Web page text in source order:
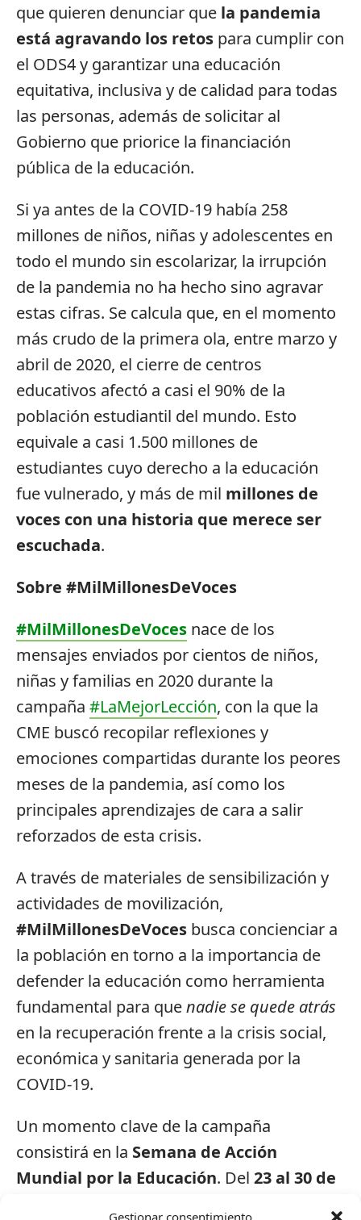
Gestionar consentimiento
que quieren denunciar que la pandemia
está agravando los retos para cumplir con
el ODS4 y garantizar una educación
equitativa, inclusiva y de calidad para todas
las personas, además de solicitar al
Gobierno que priorice la financiación
pública de la educación.
Si ya antes de la COVID-19 había 258
millones de niños, niñas y adolescentes en
todo el mundo sin escolarizar, la irrupción
de la pandemia no ha hecho sino agravar
estas cifras. Se calcula que, en el momento
más crudo de la primera ola, entre marzo y
abril de 2020, el cierre de centros
educativos afectó a casi el 90% de la
población estudiantil del mundo. Esto
equivale a casi 1.500 millones de
estudiantes cuyo derecho a la educación
fue vulnerado, y más de mil millones de
voces con una historia que merece ser
escuchada.
Sobre #MilMillonesDeVoces
#MilMillonesDeVoces nace de los
mensajes enviados por cientos de niños,
niñas y familias en 2020 durante la
campaña #LaMejorLección, con la que la
CME buscó recopilar reflexiones y
emociones compartidas durante los peores
meses de la pandemia, así como los
principales aprendizajes de cara a salir
reforzados de esta crisis.
A través de materiales de sensibilización y
actividades de movilización,
#MilMillonesDeVoces busca concienciar a
la población en torno a la importancia de
defender la educación como herramienta
fundamental para quenadie se quede atrás
en la recuperación frente a la crisis social,
económica y sanitaria generada por la
COVID-19.
Un momento clave de la campaña
consistirá en la Semana de Acción
Mundial por la Educación. Del 23 al 30 de